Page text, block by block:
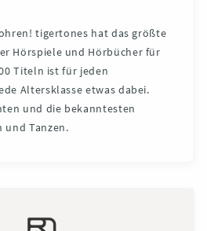
tigertones hat das größte
Hörspiele und Hörbücher für
Titeln ist für jeden
Altersklasse etwas dabei.
und die bekanntesten
und Tanzen.